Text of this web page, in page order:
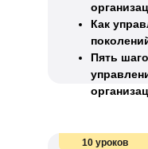
Как
Пять
10 уроков